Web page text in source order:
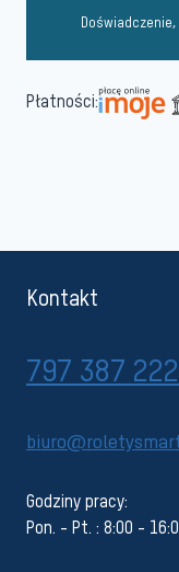
Płatności:
Kontakt
797 387 222
Godziny pracy:
Pon. - Pt. : 8:00 -